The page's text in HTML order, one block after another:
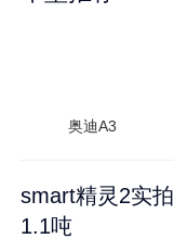
奥迪A3
smart精灵2实
1.1吨